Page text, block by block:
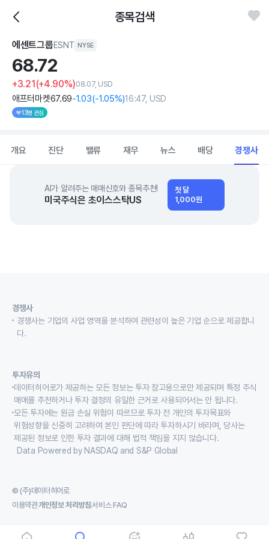
종목검색
에센트그룹ESNT NYSE
68.72
+3.21(+4.90%)08.07, USD
애프터마켓67.69-1.03(-1.05%)16:47, USD
13명 관심
개요 진단 밸류 재무 뉴스 배당 경쟁사
AI가 알려주는 매매신호와 종목추천!
미국주식은 초이스스탁US
첫 달
1,000원
경쟁사
경쟁사는 기업의 사업 영역을 분석하여 관련성이 높은 기업 순으로 제공합니
다.
투자유의
데이터히어로가 제공하는 모든 정보는 투자 참고용으로만 제공되며 특정 주식
매매를 추천하거나 투자 결정의 유일한 근거로 사용되어서는 안 됩니다.
모든 투자에는 원금 손실 위험이 따르므로 투자 전 개인의 투자목표와
위험성향을 신중히 고려하여 본인 판단에 따라 투자하시기 바라며, 당사는
제공된 정보로 인한 투자 결과에 대해 법적 책임을 지지 않습니다.
Data Powered by NASDAQ and S&P Global
© (주)데이터히어로
이용약관개인정보 처리방침서비스 FAQ